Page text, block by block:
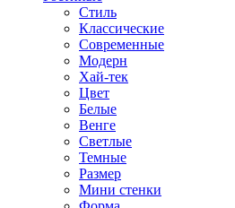
Стиль
Классические
Современные
Модерн
Хай-тек
Цвет
Белые
Венге
Светлые
Темные
Размер
Мини стенки